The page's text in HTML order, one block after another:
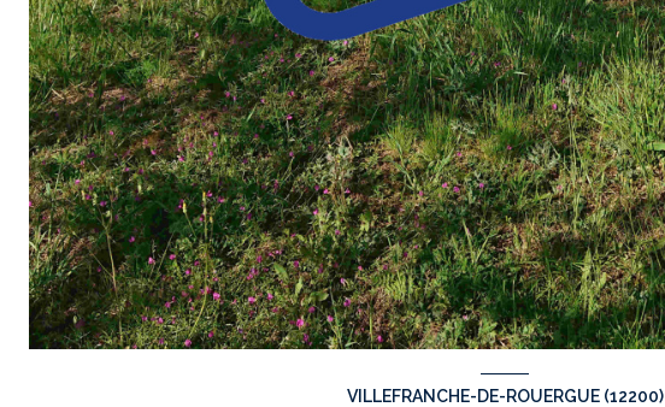
VILLEFRANCHE-DE-ROUERGUE (12200)